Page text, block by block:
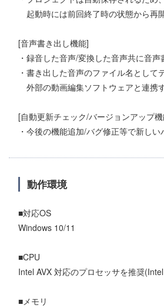
起動時には前回終了時の状態から再
[音声書き出し機能]
・録音した音声/変換した音声共に音
・書き出した音声のファイル名とし
外部の動画編集ソフトウェアと連携
[自動更新チェック/バージョンアップ
・今後の機能追加/バグ修正等で新し
動作環境
■対応OS
Windows 10/11
■CPU
Intel AVX 対応のプロセッサを推奨
■メモリ